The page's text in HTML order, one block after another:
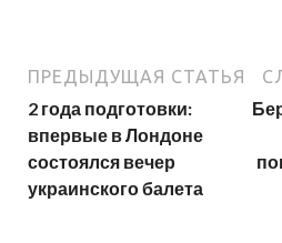
ПРЕДЫДУЩАЯ СТАТЬЯ
2 года подготовки:
впервые в Лондоне
состоялся вечер
украинского балета